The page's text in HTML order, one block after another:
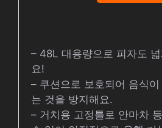
– 48L 대용량으로 피자도
요!
– 쿠션으로 보호되어 음식
는 것을 방지해요.
– 거치용 고정틀로 안마차